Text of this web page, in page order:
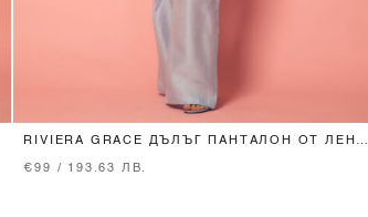
M
RIVIERA GRACE ДЪЛЪГ ПАНТАЛОН ОТ ЛЕН -
€99 / 193.63 ЛВ.